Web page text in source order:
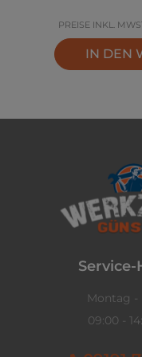
PREISE INKL.
IN DEN
Montag -
09:00 -